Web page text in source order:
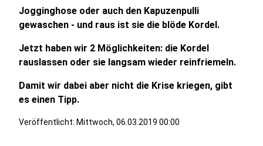
Jogginghose oder auch den Kapuzenpulli
gewaschen - und raus ist sie die blöde Kordel.
Jetzt haben wir 2 Möglichkeiten: die Kordel
rauslassen oder sie langsam wieder reinfriemeln.
Damit wir dabei aber nicht die Krise kriegen, gibt
es einen Tipp.
Veröffentlicht: Mittwoch, 06.03.2019 00:00